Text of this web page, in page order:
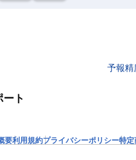
予報精
ト
要利用規約プライバシーポリシー特定